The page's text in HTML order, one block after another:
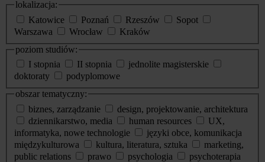
lokalizacja:
Katowice
Poznań Rzeszów
Sopot
Warszawa
Wrocław
Kraków
poziom studiów:
I stopnia
II stopnia
jednolite magisterskie
doktoraty
podyplomowe
obszar tematyczny:
biznes, zarządzanie
design, projektowanie, architektura
dziennikarstwo, media
human resources
UX,
informatyka, nowe technologie
języki obce, komunikacja
międzykulturowa
kultura, literatura, sztuka
marketing,
public relations
prawo psychologia
psychoterapia